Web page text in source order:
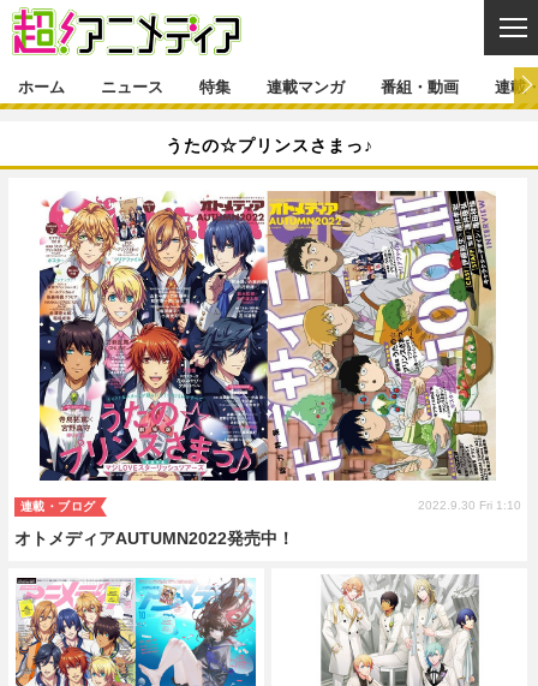
ゲーム・アプリ マンガ
映画 音楽
グッズ イベント
声優 コスプレ
舞台 新帝スタ
特集一覧 カバー
インタビュー レポート
ラキりす
連載マンガ
連載マンガ一覧 連載一覧
番組・動画
番組・動画一覧 ラジオ
動画
連載・ブログ
連載・ブログ一覧 コラム
編集部ブログ・お知らせ
ホーム ニュース 特集 連載マンガ 番組・動画 連載
うたの☆プリンスさまっ♪
オトメディアAUTUMN2022発売中！
連載・ブログ 2022.9.30 Fri 1:10